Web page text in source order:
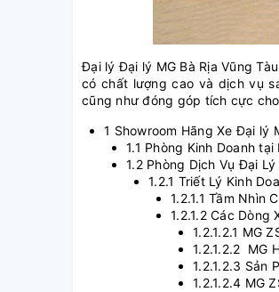
Đại lý Đại lý MG Bà Rịa Vũng
có chất lượng cao và dịch vụ
cũng như đóng góp tích cực
1 Showroom Hãng Xe Đại lý
1.1 Phòng Kinh Doanh
1.2 Phòng Dịch Vụ Đại Lý
1.2.1 Triết Lý Kinh
1.2.1.1 Tầm Nhìn
1.2.1.2 Các Dòng
1.2.1.2.1 MG
1.2.1.2.2 MG
1.2.1.2.3 Sản
1.2.1.2.4 MG